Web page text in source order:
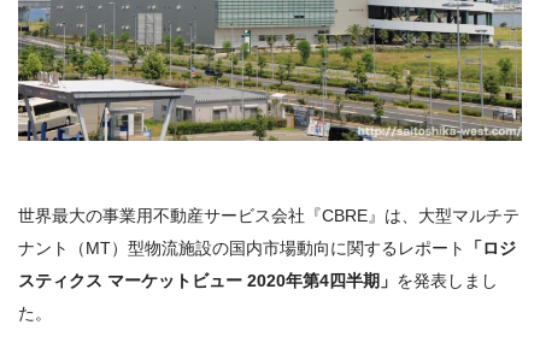
世界最大の事業用不動産サービス会社『CBRE』は、大型マルチテ
ナント（MT）型物流施設の国内市場動向に関するレポート
「ロジ
スティクス マーケットビュー 2020年第4四半期」 を発表しまし
た。